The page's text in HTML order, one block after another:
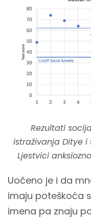
Rezultati
istraživanja Ditye
Ljestvici
Uočeno je i da
imaju poteškoća
imena pa znaju